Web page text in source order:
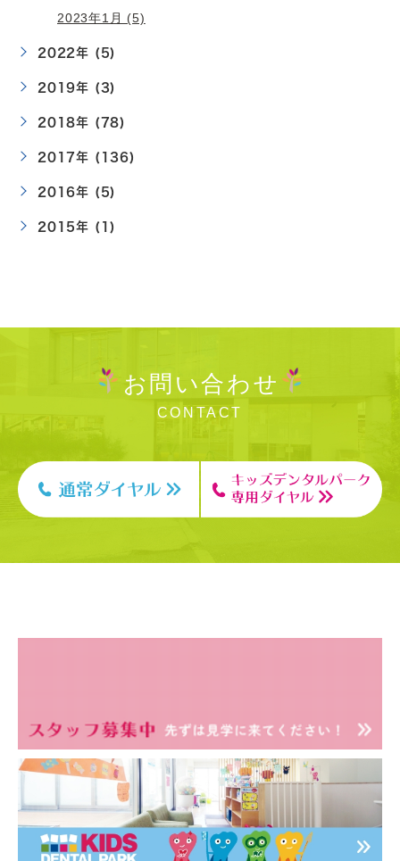
2023年1月 (5)
2022年 (5)
2019年 (3)
2018年 (78)
2017年 (136)
2016年 (5)
2015年 (1)
お問い合わせ
CONTACT